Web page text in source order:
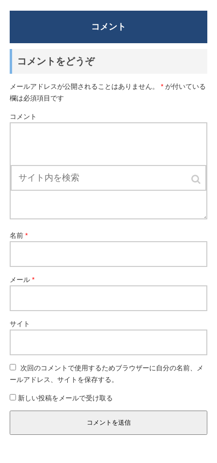
コメント
コメントをどうぞ
メールアドレスが公開されることはありません。 * が付いている
欄は必須項目です
コメント
名前 *
メール *
サイト
次回のコメントで使用するためブラウザーに自分の名前、メ
ールアドレス、サイトを保存する。
新しい投稿をメールで受け取る